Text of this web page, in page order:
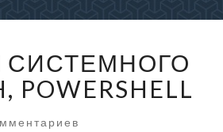
СИСТЕМНОГО